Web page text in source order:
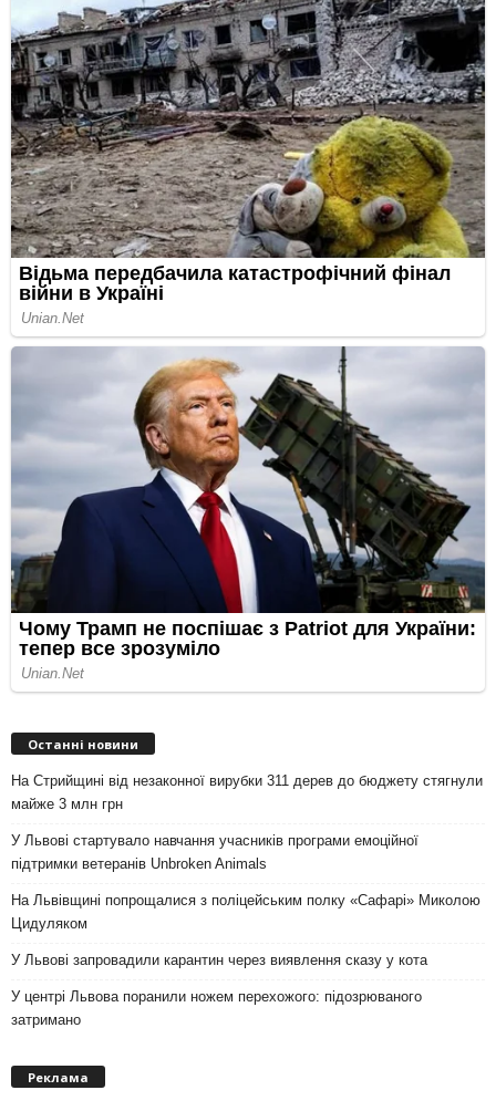
Останні новини
На Стрийщині від незаконної вирубки 311 дерев до бюджету стягнули
майже 3 млн грн
У Львові стартувало навчання учасників програми емоційної
підтримки ветеранів Unbroken Animals
На Львівщині попрощалися з поліцейським полку «Сафарі» Миколою
Цидуляком
У Львові запровадили карантин через виявлення сказу у кота
У центрі Львова поранили ножем перехожого: підозрюваного
затримано
Реклама